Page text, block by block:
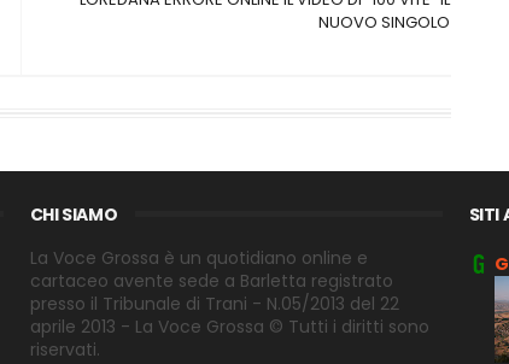
NUOVO SINGOLO
CHI SIAMO
La Voce Grossa è un quotidiano online e
cartaceo avente sede a Barletta registrato
presso il Tribunale di Trani - N.05/2013 del 22
aprile 2013 - La Voce Grossa © Tutti i diritti sono
riservati.
SITI